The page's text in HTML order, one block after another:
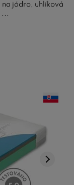
na jádro, uhlíková